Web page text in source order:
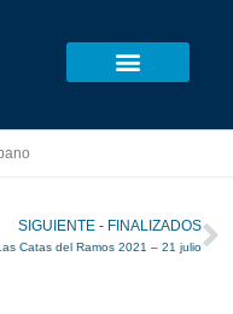
SIGUIENTE - FINALIZADOS
Catas del Ramos 2021 – 21 julio